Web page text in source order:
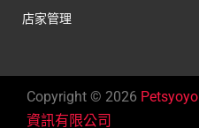
店家管理
Copyright © 2026
資訊有限公司